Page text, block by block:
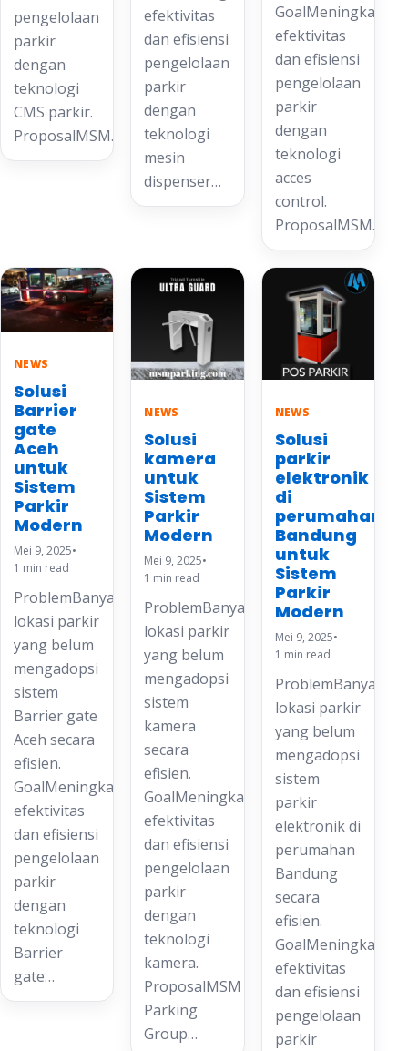
pengelolaan
parkir
dengan
teknologi
CMS parkir.
ProposalMSM…
efektivitas
dan efisiensi
pengelolaan
parkir
dengan
teknologi
mesin
dispenser…
GoalMeningkatkan
efektivitas
dan efisiensi
pengelolaan
parkir
dengan
teknologi
acces
control.
ProposalMSM…
NEWS
Solusi
Barrier
gate
Aceh
untuk
Sistem
Parkir
Modern
Mei 9, 2025•
1 min read
ProblemBanyak
lokasi parkir
yang belum
mengadopsi
sistem
Barrier gate
Aceh secara
efisien.
GoalMeningkatkan
efektivitas
dan efisiensi
pengelolaan
parkir
dengan
teknologi
Barrier
gate…
NEWS
Solusi
kamera
untuk
Sistem
Parkir
Modern
Mei 9, 2025•
1 min read
ProblemBanyak
lokasi parkir
yang belum
mengadopsi
sistem
kamera
secara
efisien.
GoalMeningkatkan
efektivitas
dan efisiensi
pengelolaan
parkir
dengan
teknologi
kamera.
ProposalMSM
Parking
Group…
NEWS
Solusi
parkir
elektronik
di
perumahan
Bandung
untuk
Sistem
Parkir
Modern
Mei 9, 2025•
1 min read
ProblemBanyak
lokasi parkir
yang belum
mengadopsi
sistem
parkir
elektronik di
perumahan
Bandung
secara
efisien.
GoalMeningkatkan
efektivitas
dan efisiensi
pengelolaan
parkir